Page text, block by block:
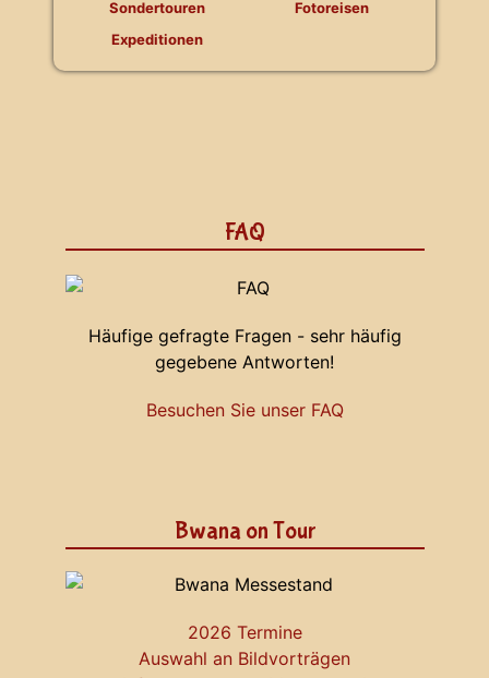
Sondertouren
Expeditionen
Fotoreisen
FAQ
Häufige gefragte Fragen - sehr häufig
gegebene Antworten!
Besuchen Sie unser FAQ
Bwana on Tour
2026 Termine
Auswahl an Bildvorträgen